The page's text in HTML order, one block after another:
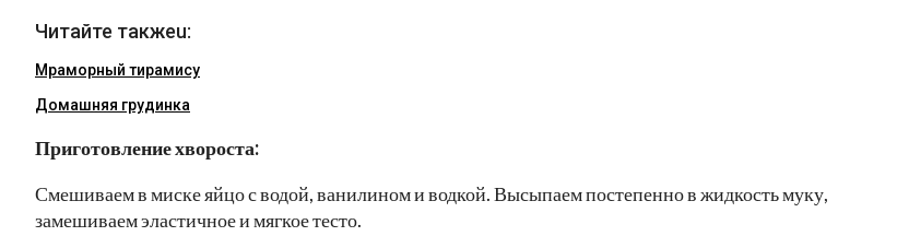
Читайте такжеu:
Мраморный тирамису
Домашняя грудинка
Приготовление хвороста:
Смешиваем в миске яйцо с водой, ванилином и водкой. Высыпаем постепенно в жидкость муку,
замешиваем эластичное и мягкое тесто.